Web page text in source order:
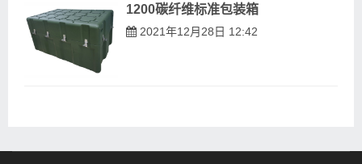
1200碳纤维标准包装箱
2021年12月28日 12:42